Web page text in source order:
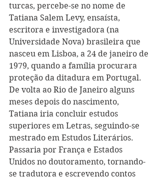
turcas, percebe-se no nome de
Tatiana Salem Levy, ensaísta,
escritora e investigadora (na
Universidade Nova) brasileira que
nasceu em Lisboa, a 24 de janeiro de
1979, quando a família procurara
proteção da ditadura em Portugal.
De volta ao Rio de Janeiro alguns
meses depois do nascimento,
Tatiana iria concluir estudos
superiores em Letras, seguindo-se
mestrado em Estudos Literários.
Passaria por França e Estados
Unidos no doutoramento, tornando-
se tradutora e escrevendo contos